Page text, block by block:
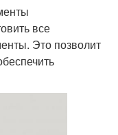
все
Это позволит